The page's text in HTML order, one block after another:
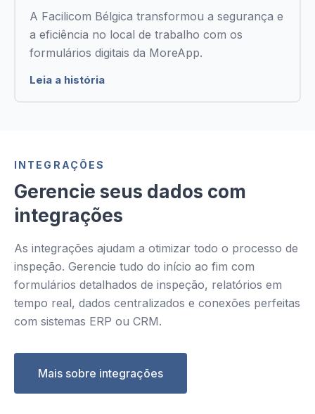
A Facilicom Bélgica transformou a segurança e
a eficiência no local de trabalho com os
formulários digitais da MoreApp.
Leia a história
INTEGRAÇÕES
Gerencie seus dados com
integrações
As integrações ajudam a otimizar todo o processo de
inspeção. Gerencie tudo do início ao fim com
formulários detalhados de inspeção, relatórios em
tempo real, dados centralizados e conexões perfeitas
com sistemas ERP ou CRM.
Mais sobre integrações